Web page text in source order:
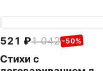
521 1 042 -50%
Стихи с